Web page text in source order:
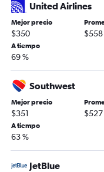
United Airlines
Mejor precio
$350 $558
A tiempo
69 %
Southwest
Mejor precio
$351 $527
A tiempo
63 %
JetBlue